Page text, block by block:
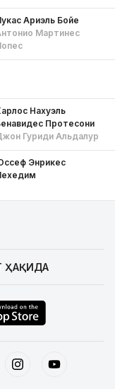
Ариэль Бойе
Мартинес
Нахуэль
Протесони
Гуриди Альдалур
Энрикес
ҲАҚИДА